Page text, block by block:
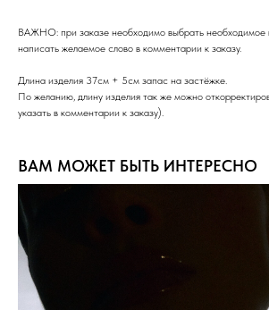
ВАЖНО: при заказе необходимо выбрать необходимое
написать желаемое слово в комментарии к заказу.
Длина изделия 37см + 5см запас на застёжке.
По желанию, длину изделия так же можно
указать в комментарии к заказу).
ВАМ МОЖЕТ БЫТЬ ИНТЕРЕСНО